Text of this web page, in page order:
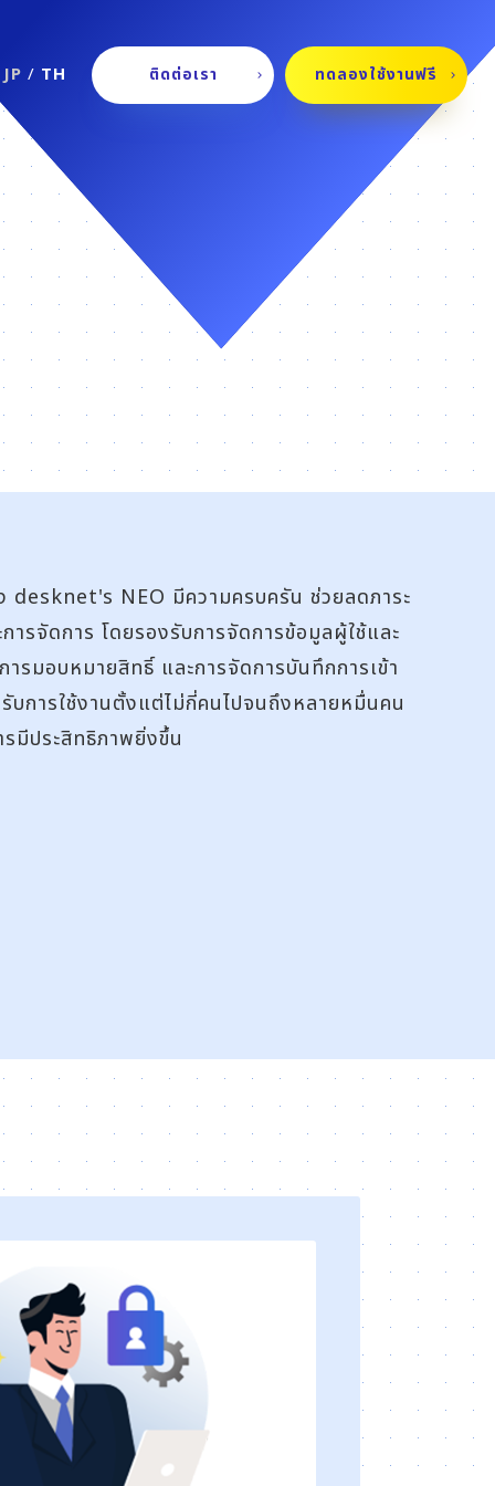
JP / TH ติดต่อเรา ทดลองใช้งานฟรี
desknet's NEO มีความครบครัน ช่วยลดภาระ
ารจัดการ โดยรองรับการจัดการข้อมูลผู้ใช้และ
รมอบหมายสิทธิ์ และการจัดการบันทึกการเข้า
บการใช้งานตั้งแต่ไม่กี่คนไปจนถึงหลายหมื่นคน
มีประสิทธิภาพยิ่งขึ้น